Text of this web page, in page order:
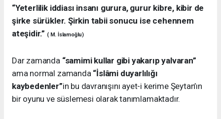
“Yeterlilik iddiası insanı gurura, gurur kibre, kibir de
şirke sürükler. Şirkin tabii sonucu ise cehennem
ateşidir.” ( M. İslamoğlu)
Dar zamanda“samimi kullar gibi yakarıp yalvaran”
ama normal zamanda“İslâmi duyarlılığı
kaybedenler”in bu davranışını ayet-i kerime Şeytan’ın
bir oyunu ve süslemesi olarak tanımlamaktadır.